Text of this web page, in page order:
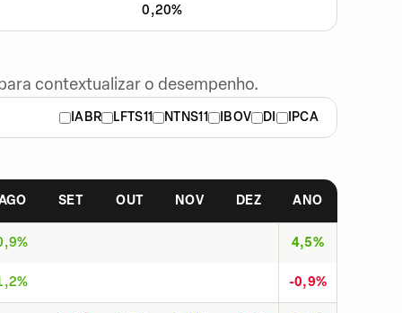
0,20%
contextualizar o desempenho.
IABR LFTS11 NTNS11 IBOV DI
IPCA
SET OUT NOV DEZ ANO
4,5%
-0,9%